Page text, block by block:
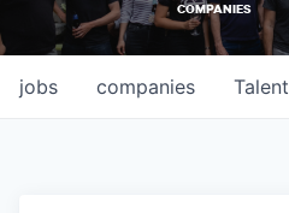
COMPANIES
jobs companies Talent